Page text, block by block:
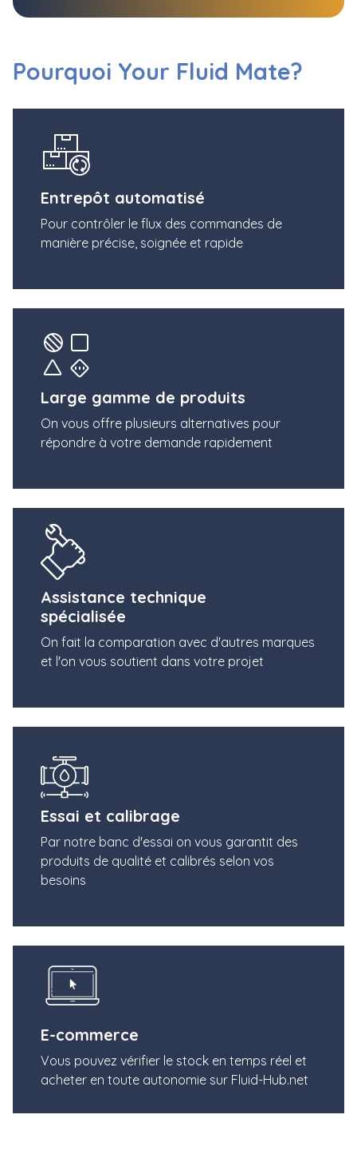
Pourquoi Your Fluid Mate?
Entrepôt automatisé
Pour contrôler le flux des commandes de
manière précise, soignée et rapide
Large gamme de produits
On vous offre plusieurs alternatives pour
répondre à votre demande rapidement
Assistance technique
spécialisée
On fait la comparation avec d'autres marques
et l'on vous soutient dans votre projet
Essai et calibrage
Par notre banc d'essai on vous garantit des
produits de qualité et calibrés selon vos
besoins
E-commerce
Vous pouvez vérifier le stock en temps réel et
acheter en toute autonomie sur Fluid-Hub.net